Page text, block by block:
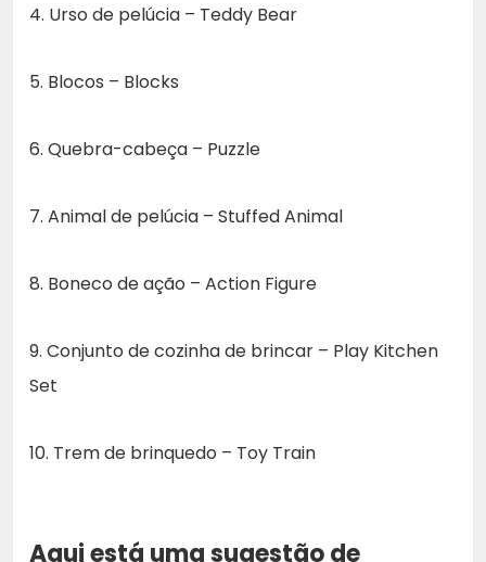
4. Urso de pelúcia – Teddy Bear
5. Blocos – Blocks
6. Quebra-cabeça – Puzzle
7. Animal de pelúcia – Stuffed Animal
8. Boneco de ação – Action Figure
9. Conjunto de cozinha de brincar – Play Kitchen
Set
10. Trem de brinquedo – Toy Train
Aqui está uma sugestão de